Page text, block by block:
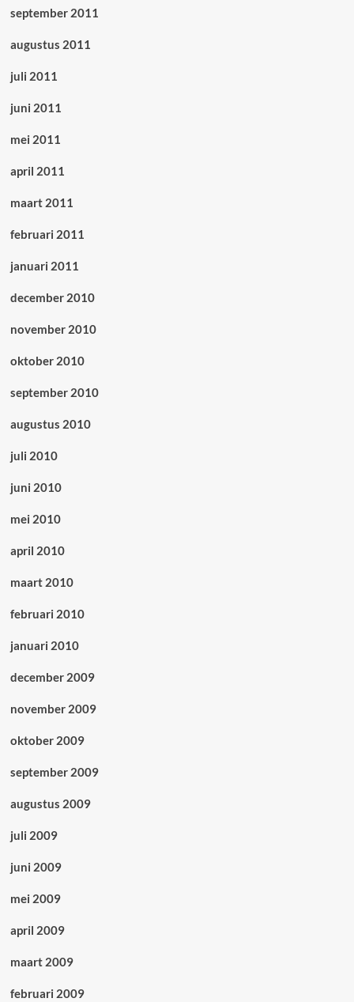
september 2011
augustus 2011
juli 2011
juni 2011
mei 2011
april 2011
maart 2011
februari 2011
januari 2011
december 2010
november 2010
oktober 2010
september 2010
augustus 2010
juli 2010
juni 2010
mei 2010
april 2010
maart 2010
februari 2010
januari 2010
december 2009
november 2009
oktober 2009
september 2009
augustus 2009
juli 2009
juni 2009
mei 2009
april 2009
maart 2009
februari 2009